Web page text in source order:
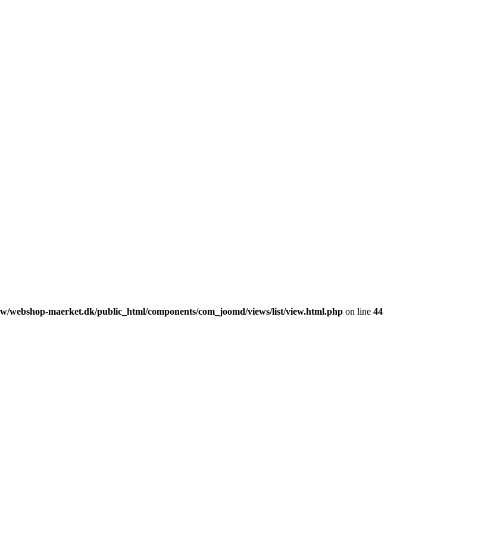
webshop-maerket.dk/public_html/components/com_joomd/views/list/view.html.php on line 44